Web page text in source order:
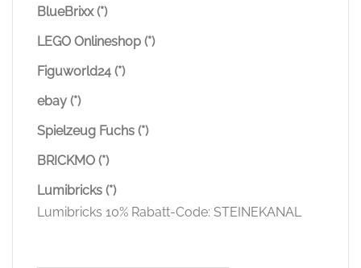
BlueBrixx (*)
LEGO Onlineshop (*)
Figuworld24 (*)
ebay (*)
Spielzeug Fuchs (*)
BRICKMO (*)
Lumibricks (*)
Lumibricks 10% Rabatt-Code: STEINEKANAL